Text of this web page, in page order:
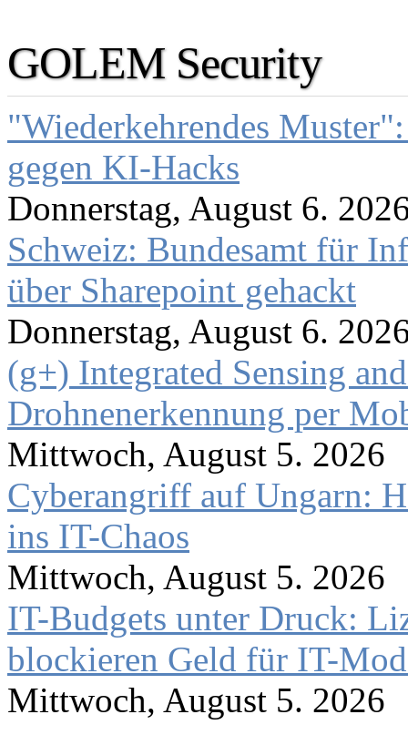
GOLEM Security
"Wiederkehrendes
gegen KI-Hacks
Donnerstag, August 6.
Schweiz: Bundesamt für
über Sharepoint gehackt
Donnerstag, August 6.
(g+) Integrated Sensing
Drohnenerkennung per
Mittwoch, August 5. 2026
Cyberangriff auf Ungarn:
ins IT-Chaos
Mittwoch, August 5. 2026
IT-Budgets unter Druck:
blockieren Geld für IT-
Mittwoch, August 5. 2026